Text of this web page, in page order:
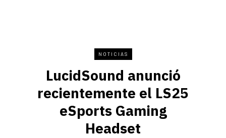
NOTICIAS
LucidSound anunció
recientemente el LS25
eSports Gaming
Headset